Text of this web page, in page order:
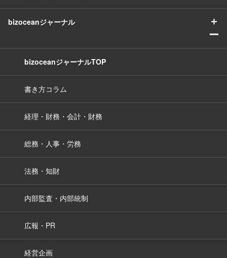
bizoceanジャーナル
＋
ー
bizoceanジャーナルTOP
書き方コラム
経理・財務・会計・財務
総務・人事・労務
法務・知財
内部監査・内部統制
広報・PR
経営企画